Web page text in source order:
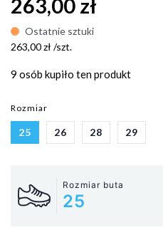
263,00 zł
Ostatnie sztuki
263,00 zł /szt.
9 osób kupiło ten produkt
Rozmiar
25 26 28 29
Rozmiar buta
25